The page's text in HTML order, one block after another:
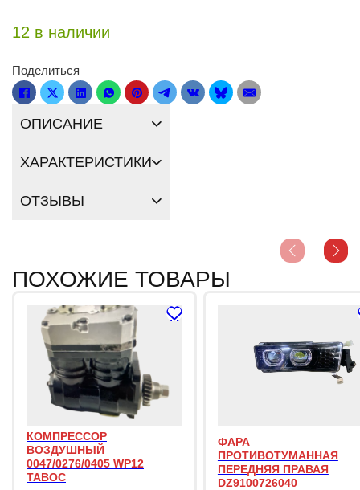
12 в наличии
Поделиться
ОПИСАНИЕ
ХАРАКТЕРИСТИКИ
ОТЗЫВЫ
ПОХОЖИЕ ТОВАРЫ
КОМПРЕССОР
ВОЗДУШНЫЙ
0047/0276/0405 WP12
TABOC
ФАРА
ПРОТИВОТУМАННАЯ
ПЕРЕДНЯЯ ПРАВАЯ
DZ9100726040